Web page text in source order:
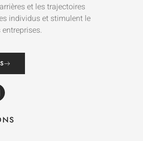
et les trajectoires
individus et stimulent le